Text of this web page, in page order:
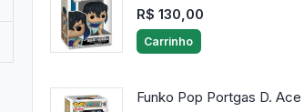
R$ 130,00
Carrinho
Funko Pop Portgas D. Ace